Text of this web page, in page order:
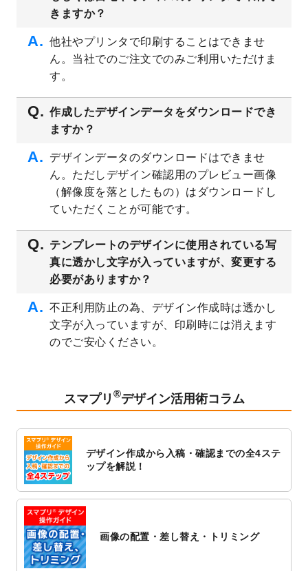
しました。
を公開いたしました。
2023/5/9
書類カバー（見積書表紙）のデザインテン
追加しました。
2023/4/20
2023/4/18
セミナー・講演会のチラシデザインテンプ
レートを追加しました。
2023/4/18
スポーツジム・フィットネスクラブのチラ
シデザインテンプレート
2023/3/16
シール・ラベルのデザインテンプレートを
公開いたしました。
2023/3/13
封筒（長3、洋長3、角2）のデザインテンプ
レートを追加しました。
2023/3/13
クリアファイルのデザインテンプレート
追加しました。
2023/3/2
パワーポイント版テンプレートをダウンロ
追加しました。
2023/1/13
4月始まりのカレンダーデザインテンプレー
2023/1/5
スタンプカードのデザインテンプレート
追加しました。
2022/12/26
止のお知らせ
2022/12/16
トを公開いたしました。
2022/12/1
きますか？
他社やプリンタで印刷することはできませ
ん。当社でのご注文でのみご利用いただけま
す。
作成したデザインデータをダウンロードでき
ますか？
デザインデータのダウンロードはできませ
ん。ただしデザイン確認用のプレビュー画像
（解像度を落としたもの）はダウンロードし
ていただくことが可能です。
テンプレートのデザインに使用されている写
真に透かし文字が入っていますが、変更する
必要がありますか？
不正利用防止の為、デザイン作成時は透かし
文字が入っていますが、印刷時には消えます
のでご安心ください。
スマプリ ®デザイン活用術コラム
デザイン作成から入稿・確認までの全4ステ
ップを解説！
画像の配置・差し替え・トリミング